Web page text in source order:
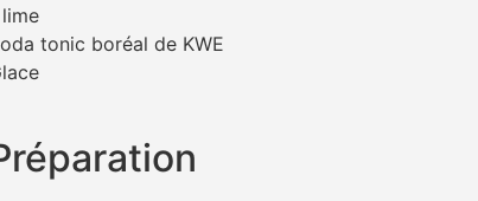
lime
tonic boréal de KWE